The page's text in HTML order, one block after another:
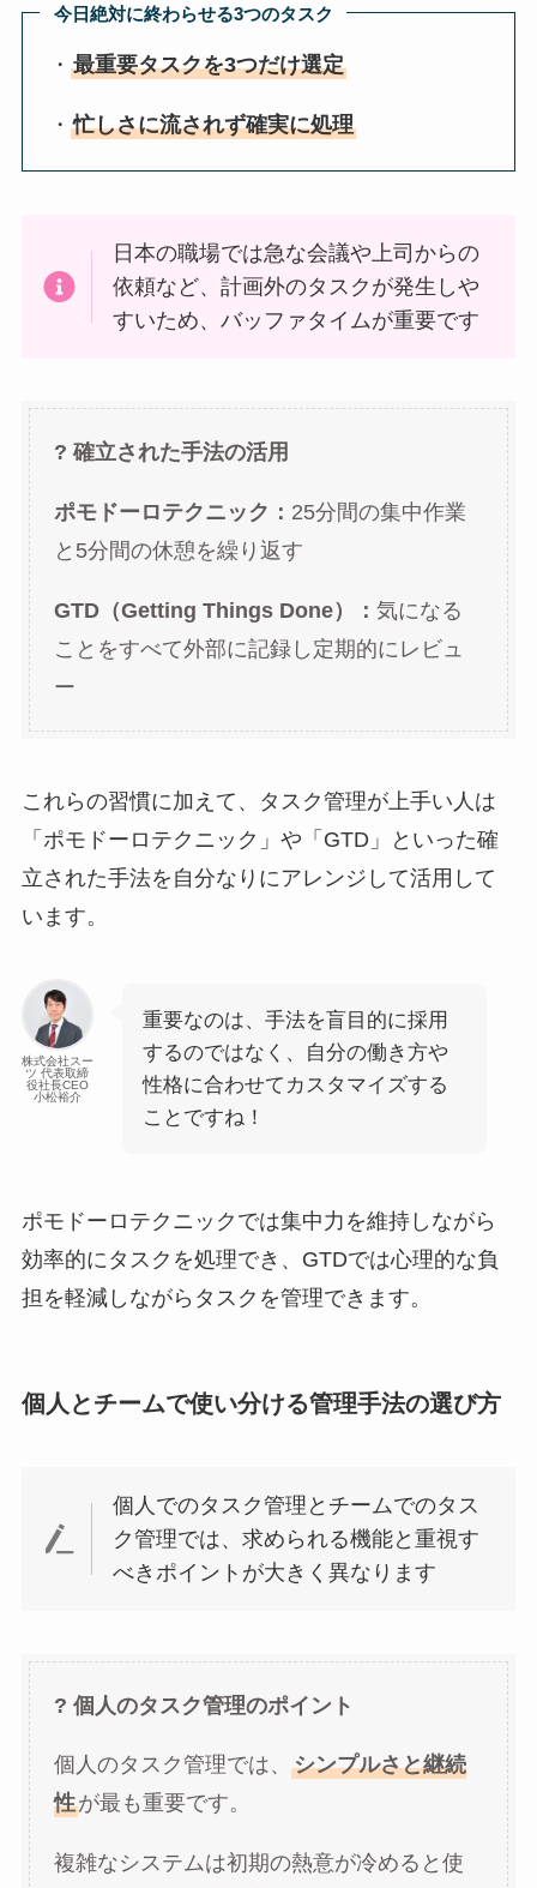
今日絶対に終わらせる3つのタスク
・最重要タスクを3つだけ選定
・忙しさに流されず確実に処理
日本の職場では急な会議や上司からの
依頼など、計画外のタスクが発生しや
すいため、バッファタイムが重要です
? 確立された手法の活用
ポモドーロテクニック： 25分間の集中作業
と5分間の休憩を繰り返す
GTD（Getting Things Done）： 気になる
ことをすべて外部に記録し定期的にレビュ
ー
これらの習慣に加えて、タスク管理が上手い人は
「ポモドーロテクニック」や「GTD」といった確
立された手法を自分なりにアレンジして活用して
います。
株式会社スー
ツ 代表取締
役社長CEO
小松裕介
重要なのは、手法を盲目的に採用
するのではなく、自分の働き方や
性格に合わせてカスタマイズする
ことですね！
ポモドーロテクニックでは集中力を維持しながら
効率的にタスクを処理でき、GTDでは心理的な負
担を軽減しながらタスクを管理できます。
個人とチームで使い分ける管理手法の選び方
個人でのタスク管理とチームでのタス
ク管理では、求められる機能と重視す
べきポイントが大きく異なります
? 個人のタスク管理のポイント
個人のタスク管理では、 シンプルさと継続
性が最も重要です。
複雑なシステムは初期の熱意が冷めると使